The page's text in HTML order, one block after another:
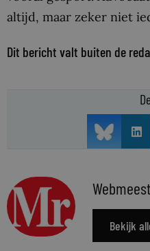
altijd, maar zeker niet
Dit bericht valt buiten de
Bekijk